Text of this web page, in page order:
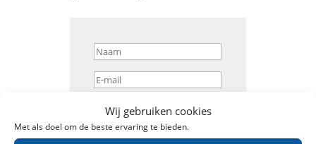
Wij gebruiken cookies
Met als doel om de beste ervaring te bieden.
Abonneren